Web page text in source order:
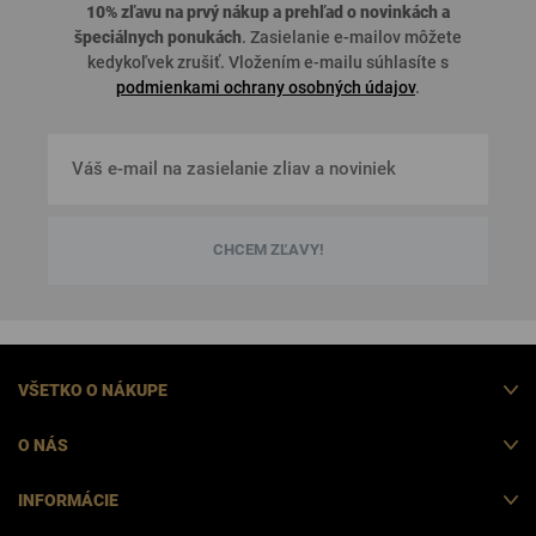
10% zľavu na prvý nákup a prehľad onovinkách a
špeciálnych ponukách. Zasielanie e-mailov môžete
kedykoľvek zrušiť. Vložením e-mailu súhlasíte s
podmienkami ochrany osobných údajov.
CHCEM ZĽAVY!
VŠETKO O NÁKUPE
O NÁS
INFORMÁCIE